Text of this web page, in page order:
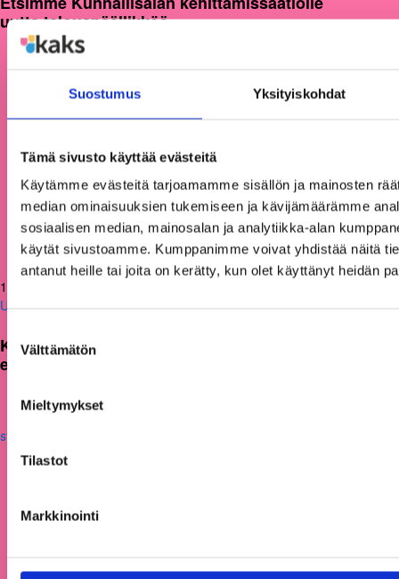
Suostumus Yksityiskohdat
Tämä sivusto käyttää evästeitä
Käytämme evästeitä tarjoamamme sisällön ja mainosten
median ominaisuuksien tukemiseen ja kävijämäärämme
sosiaalisen median, mainosalan ja analytiikka-alan
käytät sivustoamme. Kumppanimme voivat yhdistää näitä
antanut heille tai joita on kerätty, kun olet käyttänyt heidän
valinta
Välttämätön
Mieltymykset
Tilastot
Markkinointi
uutta talouspäällikköä
12.06.2026
Uutiset
KAKS teki apurahapäätökset vuoden 2026
ensimmäisestä hausta